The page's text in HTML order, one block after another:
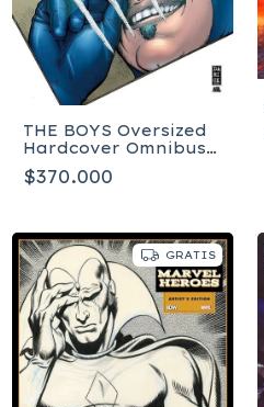
THE BOYS Oversized
Hardcover Omnibus
Volume 2 - Inglés
$370.000
GRATIS